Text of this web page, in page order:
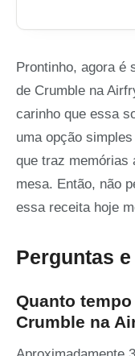
Prontinho, agora é
de Crumble na
carinho que essa
uma opção
que traz memórias
mesa. Então, não
essa receita hoje
Perguntas
Quanto
Crumble na